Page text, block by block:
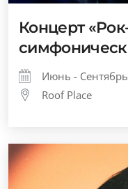
Концерт
Июнь -
Roof Place